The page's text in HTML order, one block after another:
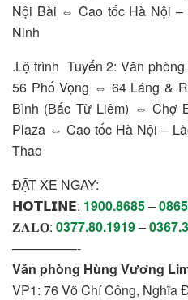
Nội Bài ⇔ Cao tốc Hà Nội
Ninh
.Lộ trình Tuyến 2: Văn
56 Phố Vọng ⇔ 64 Láng &
Bình (Bắc Từ Liêm) ⇔ Chợ
Plaza ⇔ Cao tốc Hà Nội –
Thao
ĐẶT XE NGAY:
𝗛𝗢𝗧𝗟𝗜𝗡𝗘: 1900.8685–
𝐙𝐀𝐋𝐎: 0377.80.1919–
—————-
Văn phòng Hùng Vương
VP1: 76 Võ Chí Công, Nghĩa